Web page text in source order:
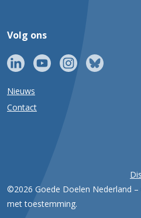
Volg ons
Nieuws
Contact
©2026 Goede Doelen Nederland
met toestemming.